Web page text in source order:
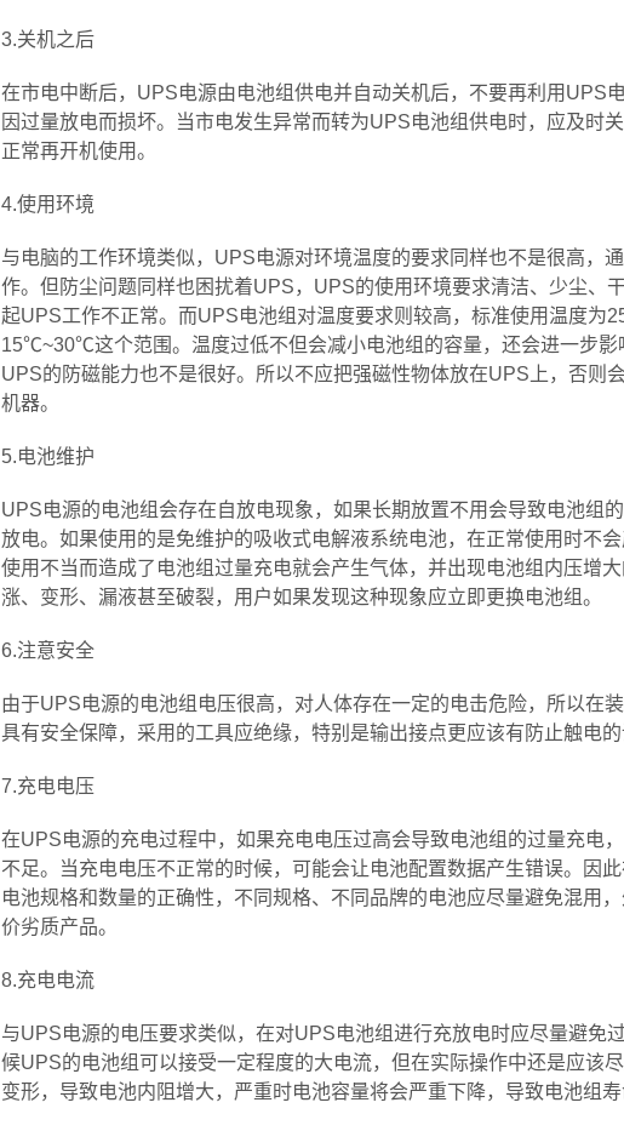
3.关机之后
在市电中断后，UPS电源由电池组供电并自动关机后，不要再利用UPS
因过量放电而损坏。当市电发生异常而转为UPS电池组供电时，应及时
正常再开机使用。
4.使用环境
与电脑的工作环境类似，UPS电源对环境温度的要求同样也不是很高
作。但防尘问题同样也困扰着UPS，UPS的使用环境要求清洁、少尘、
起UPS工作不正常。而UPS电池组对温度要求则较高，标准使用温度为
15℃~30℃这个范围。温度过低不但会减小电池组的容量，还会进一步影
UPS的防磁能力也不是很好。所以不应把强磁性物体放在UPS上，否则
机器。
5.电池维护
UPS电源的电池组会存在自放电现象，如果长期放置不用会导致电池组
放电。如果使用的是免维护的吸收式电解液系统电池，在正常使用时不
使用不当而造成了电池组过量充电就会产生气体，并出现电池组内压增
涨、变形、漏液甚至破裂，用户如果发现这种现象应立即更换电池组。
6.注意安全
由于UPS电源的电池组电压很高，对人体存在一定的电击危险，所以在
具有安全保障，采用的工具应绝缘，特别是输出接点更应该有防止触电的
7.充电电压
在UPS电源的充电过程中，如果充电电压过高会导致电池组的过量充电
不足。当充电电压不正常的时候，可能会让电池配置数据产生错误。因
电池规格和数量的正确性，不同规格、不同品牌的电池应尽量避免混用
价劣质产品。
8.充电电流
与UPS电源的电压要求类似，在对UPS电池组进行充放电时应尽量避免
候UPS的电池组可以接受一定程度的大电流，但在实际操作中还是应该
变形，导致电池内阻增大，严重时电池容量将会严重下降，导致电池组寿